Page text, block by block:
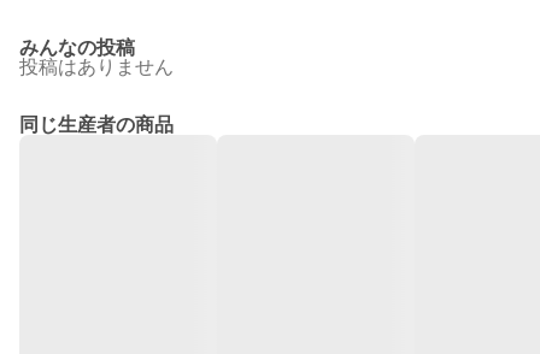
みんなの投稿
投稿はありません
同じ生産者の商品